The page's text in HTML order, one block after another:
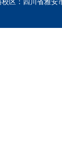
校区：四川省雅